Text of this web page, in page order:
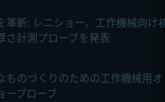
革新: レニショー、工作機械向け
さ計測プローブを発表
ものづくりのための工作機械用オ
ープローブ